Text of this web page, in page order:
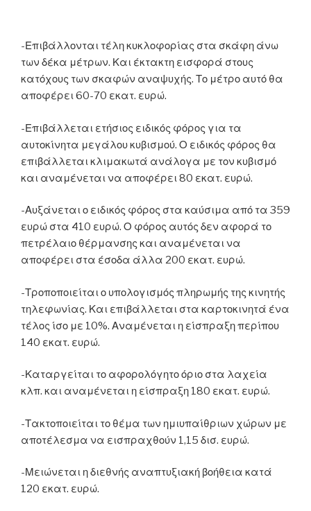
-Επιβάλλονται τέλη κυκλοφορίας στα σκάφη άνω
των δέκα μέτρων. Και έκτακτη εισφορά στους
κατόχους των σκαφών αναψυχής. Το μέτρο αυτό θα
αποφέρει 60-70 εκατ. ευρώ.
-Επιβάλλεται ετήσιος ειδικός φόρος για τα
αυτοκίνητα μεγάλου κυβισμού. Ο ειδικός φόρος θα
επιβάλλεται κλιμακωτά ανάλογα με τον κυβισμό
και αναμένεται να αποφέρει 80 εκατ. ευρώ.
-Αυξάνεται ο ειδικός φόρος στα καύσιμα από τα 359
ευρώ στα 410 ευρώ. Ο φόρος αυτός δεν αφορά το
πετρέλαιο θέρμανσης και αναμένεται να
αποφέρει στα έσοδα άλλα 200 εκατ. ευρώ.
-Τροποποιείται ο υπολογισμός πληρωμής της κινητής
τηλεφωνίας. Και επιβάλλεται στα καρτοκινητά ένα
τέλος ίσο με 10%. Αναμένεται η είσπραξη περίπου
140 εκατ. ευρώ.
-Καταργείται το αφορολόγητο όριο στα λαχεία
κλπ. και αναμένεται η είσπραξη 180 εκατ. ευρώ.
-Τακτοποιείται το θέμα των ημιυπαίθριων χώρων με
αποτέλεσμα να εισπραχθούν 1,15 δισ. ευρώ.
-Μειώνεται η διεθνής αναπτυξιακή βοήθεια κατά
120 εκατ. ευρώ.